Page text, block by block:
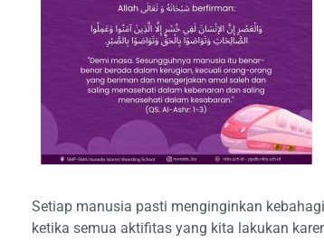
Setiap manusia pasti menginginkan
ketika semua aktifitas yang kita lakukan